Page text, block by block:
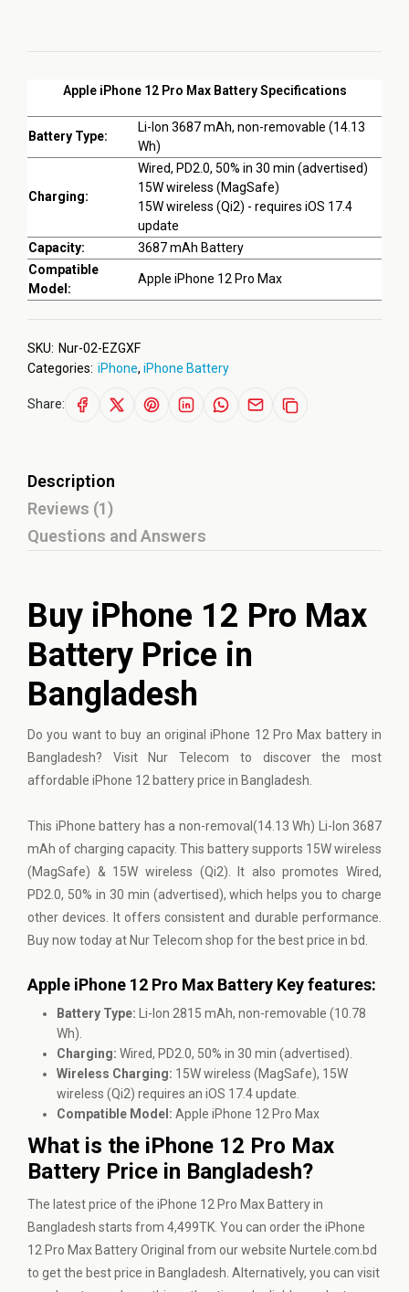
Apple iPhone 12 Pro Max Battery Specifications
Battery Type:
Li-Ion 3687 mAh, non-removable (14.13
Wh)
Charging:
Wired, PD2.0, 50% in 30 min (advertised)
15W wireless (MagSafe)
15W wireless (Qi2) - requires iOS 17.4
update
Capacity:
3687 mAh Battery
Compatible
Model:
Apple iPhone 12 Pro Max
SKU: Nur-02-EZGXF
Categories: iPhone, iPhone Battery
Share:
Description
Reviews (1)
Questions and Answers
Buy iPhone 12 Pro Max
Battery Price in
Bangladesh
Do you want to buy an original iPhone 12 Pro Max battery in
Bangladesh? Visit Nur Telecom to discover the most
affordable iPhone 12 battery price in Bangladesh.
This iPhone battery has a non-removal(14.13 Wh) Li-Ion 3687
mAh of charging capacity. This battery supports 15W wireless
(MagSafe) & 15W wireless (Qi2). It also promotes Wired,
PD2.0, 50% in 30 min (advertised), which helps you to charge
other devices. It offers consistent and durable performance.
Buy now today at Nur Telecom shop for the best price in bd.
Apple iPhone 12 Pro Max Battery Key features:
Battery Type: Li-Ion 2815 mAh, non-removable (10.78
Wh).
Charging: Wired, PD2.0, 50% in 30 min (advertised).
Wireless Charging: 15W wireless (MagSafe), 15W
wireless (Qi2) requires an iOS 17.4 update.
Compatible Model: Apple iPhone 12 Pro Max
What is the iPhone 12 Pro Max
Battery Price in Bangladesh?
The latest price of the iPhone 12 Pro Max Battery in
Bangladesh starts from 4,499TK. You can order the iPhone
12 Pro Max Battery Original from our website Nurtele.com.bd
to get the best price in Bangladesh. Alternatively, you can visit